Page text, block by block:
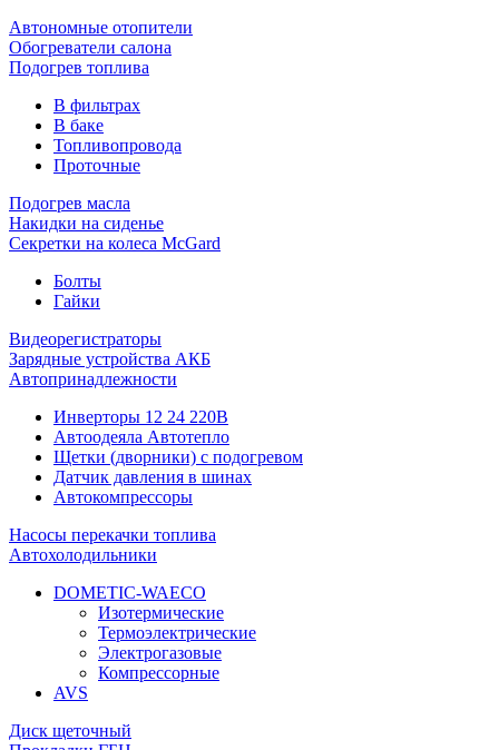
Автономные отопители
Обогреватели салона
Подогрев топлива
В фильтрах
В баке
Топливопровода
Проточные
Подогрев масла
Накидки на сиденье
Секретки на колеса McGard
Болты
Гайки
Видеорегистраторы
Зарядные устройства АКБ
Автопринадлежности
Инверторы 12 24 220В
Автоодеяла Автотепло
Щетки (дворники) с подогревом
Датчик давления в шинах
Автокомпрессоры
Насосы перекачки топлива
Автохолодильники
DOMETIC-WAECO
Изотермические
Термоэлектрические
Электрогазовые
Компрессорные
AVS
Диск щеточный